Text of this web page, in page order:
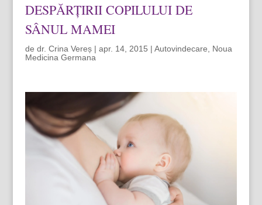
DESPĂRȚIRII COPILULUI DE
SÂNUL MAMEI
de dr. Crina Vereș| apr. 14, 2015 | Autovindecare
Noua
Medicina Germana